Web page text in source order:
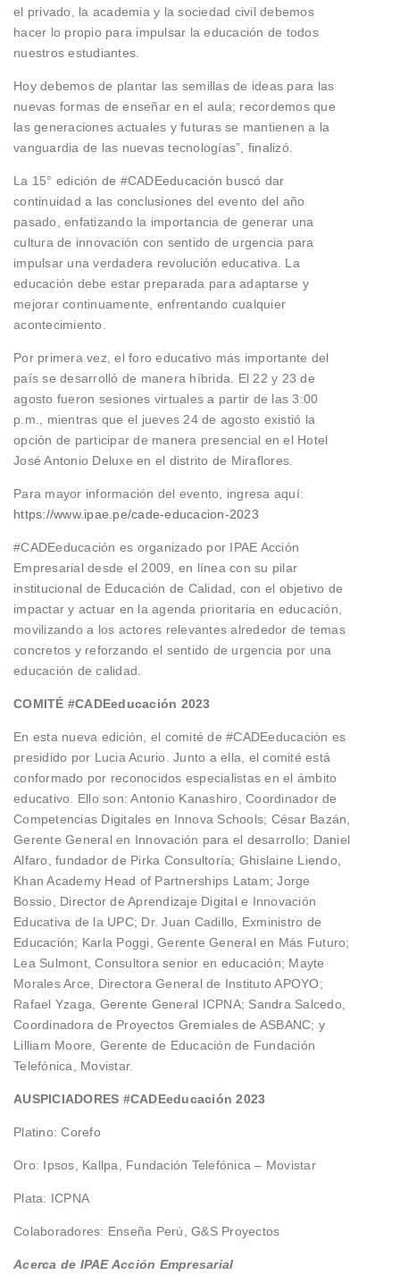
el privado, la academia y la sociedad civil debemos
hacer lo propio para impulsar la educación de todos
nuestros estudiantes.
Hoy debemos de plantar las semillas de ideas para las
nuevas formas de enseñar en el aula; recordemos que
las generaciones actuales y futuras se mantienen a la
vanguardia de las nuevas tecnologías”, finalizó.
La 15° edición de #CADEeducación buscó dar
continuidad a las conclusiones del evento del año
pasado, enfatizando la importancia de generar una
cultura de innovación con sentido de urgencia para
impulsar una verdadera revolución educativa. La
educación debe estar preparada para adaptarse y
mejorar continuamente, enfrentando cualquier
acontecimiento.
Por primera vez, el foro educativo más importante del
país se desarrolló de manera híbrida. El 22 y 23 de
agosto fueron sesiones virtuales a partir de las 3:00
p.m., mientras que el jueves 24 de agosto existió la
opción de participar de manera presencial en el Hotel
José Antonio Deluxe en el distrito de Miraflores.
Para mayor información del evento, ingresa aquí:
https://www.ipae.pe/cade-educacion-2023
#CADEeducación es organizado por IPAE Acción
Empresarial desde el 2009, en línea con su pilar
institucional de Educación de Calidad, con el objetivo de
impactar y actuar en la agenda prioritaria en educación,
movilizando a los actores relevantes alrededor de temas
concretos y reforzando el sentido de urgencia por una
educación de calidad.
COMITÉ #CADEeducación 2023
En esta nueva edición, el comité de #CADEeducación es
presidido por Lucia Acurio. Junto a ella, el comité está
conformado por reconocidos especialistas en el ámbito
educativo. Ello son: Antonio Kanashiro, Coordinador de
Competencias Digitales en Innova Schools; César Bazán,
Gerente General en Innovación para el desarrollo; Daniel
Alfaro, fundador de Pirka Consultoría; Ghislaine Liendo,
Khan Academy Head of Partnerships Latam; Jorge
Bossio, Director de Aprendizaje Digital e Innovación
Educativa de la UPC; Dr. Juan Cadillo, Exministro de
Educación; Karla Poggi, Gerente General en Más Futuro;
Lea Sulmont, Consultora senior en educación; Mayte
Morales Arce, Directora General de Instituto APOYO;
Rafael Yzaga, Gerente General ICPNA; Sandra Salcedo,
Coordinadora de Proyectos Gremiales de ASBANC; y
Lilliam Moore, Gerente de Educación de Fundación
Telefónica, Movistar.
AUSPICIADORES #CADEeducación 2023
Platino: Corefo
Oro: Ipsos, Kallpa, Fundación Telefónica – Movistar
Plata: ICPNA
Colaboradores: Enseña Perú, G&S Proyectos
Acerca de IPAE Acción Empresarial